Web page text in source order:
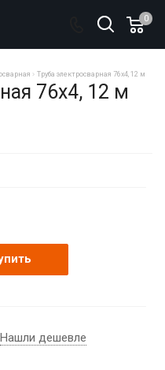
0
Труба электросварная 76х4, 12 м
76х4, 12 м
Нашли дешевле